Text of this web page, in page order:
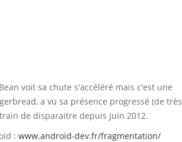
voit sa chute s'accéléré mais c'est une
a vu sa présence progressé (de très
de disparaitre depuis Juin 2012.
: www.android-dev.fr/fragmentation/